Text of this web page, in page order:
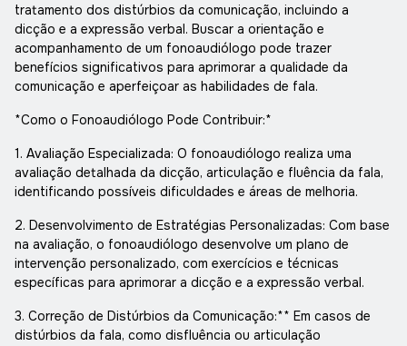
tratamento dos distúrbios da comunicação, incluindo a
dicção e a expressão verbal. Buscar a orientação e
acompanhamento de um fonoaudiólogo pode trazer
benefícios significativos para aprimorar a qualidade da
comunicação e aperfeiçoar as habilidades de fala.
*Como o Fonoaudiólogo Pode Contribuir:*
1. Avaliação Especializada: O fonoaudiólogo realiza uma
avaliação detalhada da dicção, articulação e fluência da fala,
identificando possíveis dificuldades e áreas de melhoria.
2. Desenvolvimento de Estratégias Personalizadas: Com base
na avaliação, o fonoaudiólogo desenvolve um plano de
intervenção personalizado, com exercícios e técnicas
específicas para aprimorar a dicção e a expressão verbal.
3. Correção de Distúrbios da Comunicação:** Em casos de
distúrbios da fala, como disfluência ou articulação